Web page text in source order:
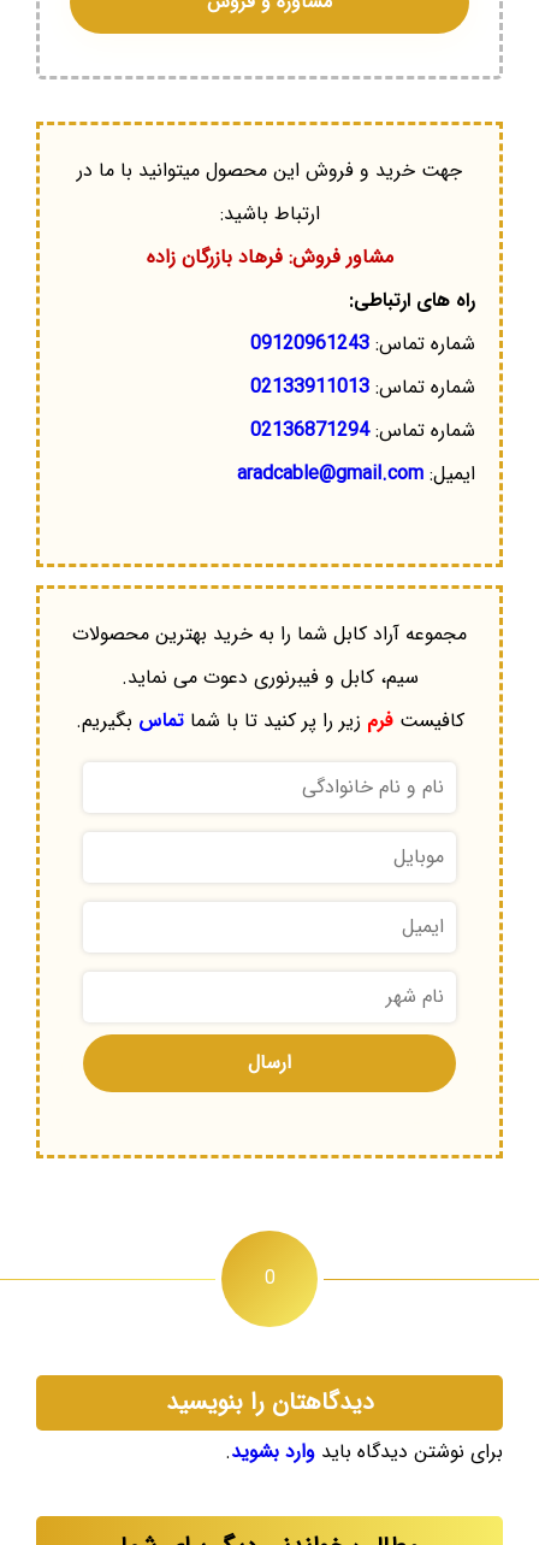
جهت خرید و فروش این محصول میتوانید با ما در
ارتباط باشید:
مشاور فروش: فرهاد بازرگان زاده
راه های ارتباطی:
شماره تماس: 09120961243
شماره تماس: 02133911013
شماره تماس:02136871294
ایمیل: aradcable@gmail.com
مجموعه آراد کابل شما را به خرید بهترین محصولات
سیم، کابل و فیبرنوری دعوت می نماید.
کافیستفرم زیر را پر کنید تا با شماتماس بگیریم.
0
دیدگاهتان را بنویسید
برای نوشتن دیدگاه باید وارد بشوید.